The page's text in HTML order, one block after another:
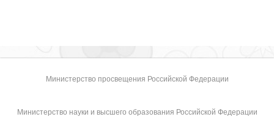
Министерство просвещения Российской Федерации
Министерство науки и высшего образования Российской Федерации